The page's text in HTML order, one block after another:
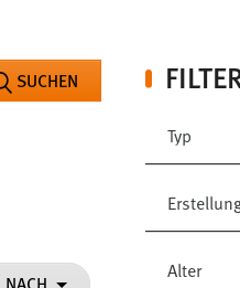
Typ
Alter
SUCHEN